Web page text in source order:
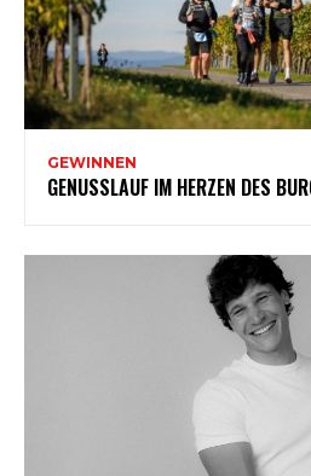
GEWINNEN
GENUSSLAUF IM HERZEN DES